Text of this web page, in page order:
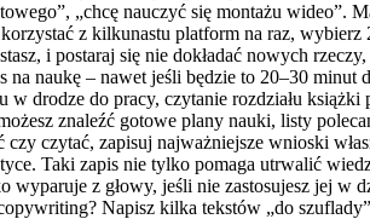
„chcę nauczyć się montażu wideo”.
z kilkunastu platform na raz, wybierz
i postaraj się nie dokładać nowych
naukę – nawet jeśli będzie to 20–30 minut
drodze do pracy, czytanie rozdziału
znaleźć gotowe plany nauki, listy
czytać, zapisuj najważniejsze wnioski
Taki zapis nie tylko pomaga utrwalić
wyparuje z głowy, jeśli nie zastosujesz jej w
Napisz kilka tekstów „do